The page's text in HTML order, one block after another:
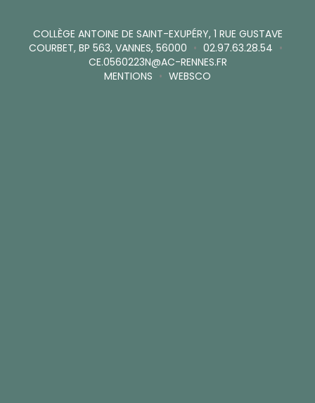
COLLÈGE ANTOINE DE SAINT-EXUPÉRY, 1 RUE GUSTAVE
COURBET, BP 563, VANNES, 56000 • 02.97.63.28.54 •
CE.0560223N@AC-RENNES.FR
MENTIONS • WEBSCO